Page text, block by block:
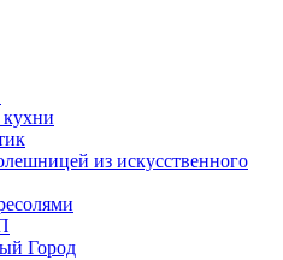
из искусcтвенного
Город